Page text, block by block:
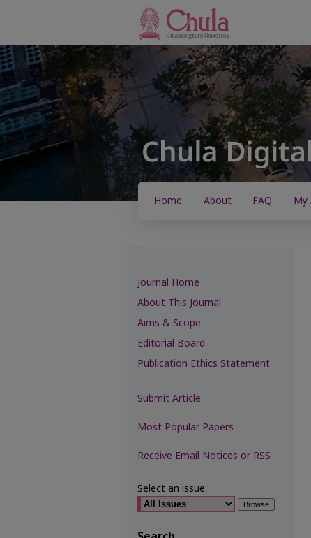
Home About FAQ My
Journal Home
About This Journal
Aims & Scope
Editorial Board
Publication Ethics Statement
Submit Article
Most Popular Papers
Receive Email Notices or RSS
Select an issue: